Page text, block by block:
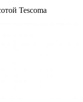
Tescoma